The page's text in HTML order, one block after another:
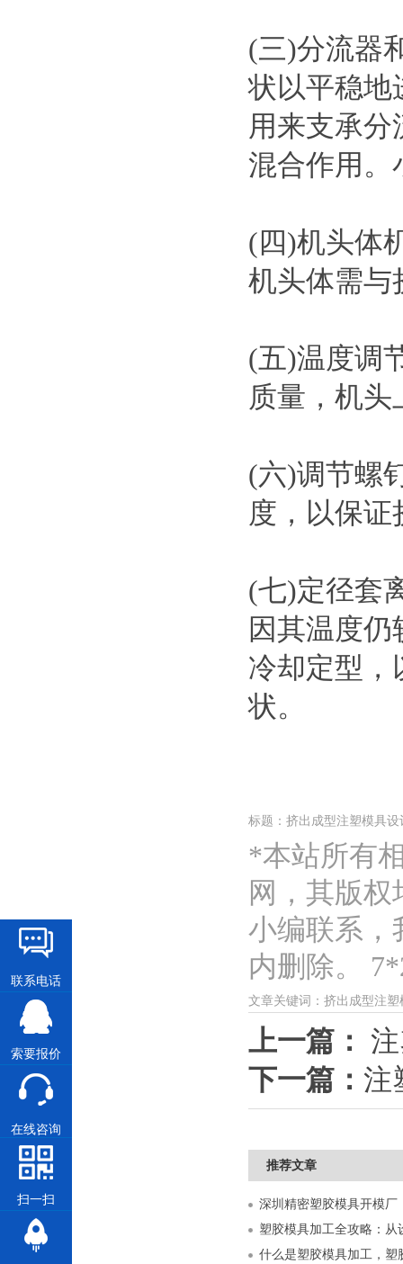
(三)分流器
状以平稳地
用来支承
混合作用。
(四)机头体
机头体需与
(五)温度调
质量，机
(六)调节螺
度，以保
(七)定径套
因其温度
冷却定型，
状。
标题：挤出成型注塑模具设
*本站所有
网，其版
小编联系，
内删除。
文章关键词：挤出成型注
上一篇：
下一篇： 注
推荐文章
什么是塑胶模具加工，塑
联系电话
索要报价
在线咨询
扫一扫